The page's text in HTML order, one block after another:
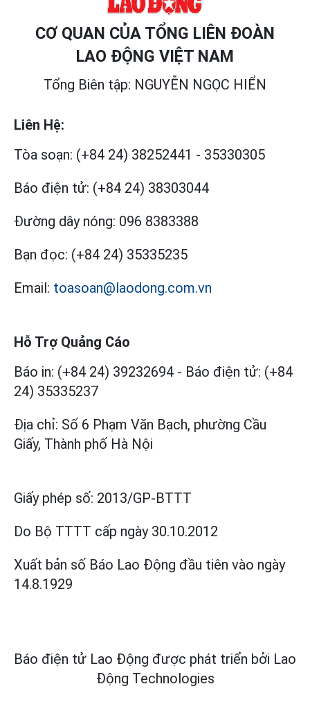
CƠ QUAN CỦA TỔNG LIÊN ĐOÀN
LAO ĐỘNG VIỆT NAM
Tổng Biên tập: NGUYỄN NGỌC HIỂN
Liên Hệ:
Tòa soạn: (+84 24) 38252441 - 35330305
Báo điện tử: (+84 24) 38303044
Đường dây nóng: 096 8383388
Bạn đọc: (+84 24) 35335235
Email: toasoan@laodong.com.vn
Hỗ Trợ Quảng Cáo
Báo in: (+84 24) 39232694 - Báo điện tử: (+84
24) 35335237
Địa chỉ: Số 6 Phạm Văn Bạch, phường Cầu
Giấy, Thành phố Hà Nội
Giấy phép số: 2013/GP-BTTT
Do Bộ TTTT cấp ngày 30.10.2012
Xuất bản số Báo Lao Động đầu tiên vào ngày
14.8.1929
Báo điện tử Lao Động được phát triển bởi Lao
Động Technologies